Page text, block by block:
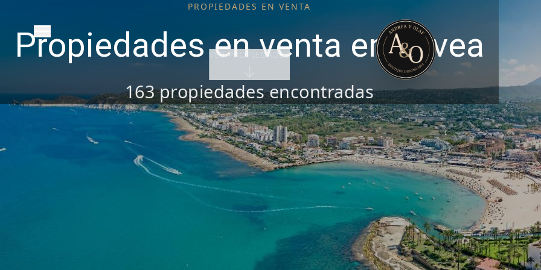
PROPIEDADES EN VENTA
Propiedades en venta en Jávea
163propiedades encontradas
VER PROPIEDADES